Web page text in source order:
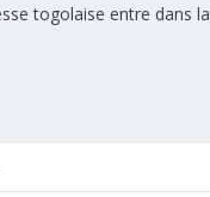
togolaise entre dans la